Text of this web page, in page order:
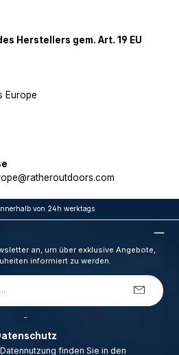
Herstellers gem. Art. 19 EU
Europe
von 24h werktags
an, um über exklusive Angebote,
informiert zu werden.